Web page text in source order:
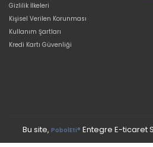
Gizlilik İlkeleri
Kişisel Verilen Korunması
Kullanım Şartları
Kredi Kartı Güvenliği
Bu site, PobolEti® Entegre E-ticaret